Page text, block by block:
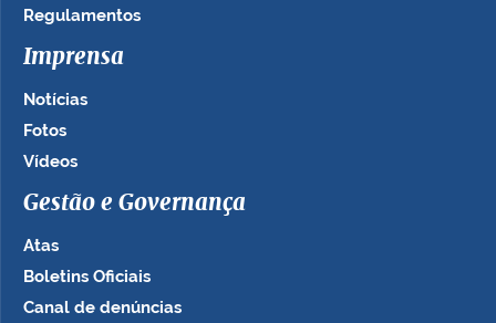
Regulamentos
Imprensa
Notícias
Fotos
Vídeos
Gestão e Governança
Atas
Boletins Oficiais
Canal de denúncias